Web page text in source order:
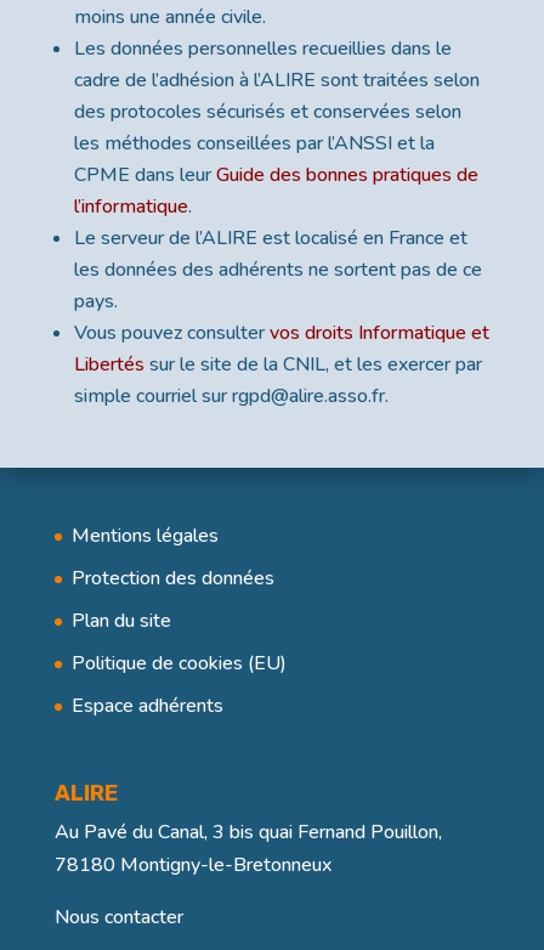
moins une année civile.
Les données personnelles recueillies dans le
cadre de l’adhésion à l’ALIRE sont traitées selon
des protocoles sécurisés et conservées selon
les méthodes conseillées par l’ANSSI et la
CPME dans leurGuide des bonnes pratiques de
l’informatique.
Le serveur de l’ALIRE est localisé en France et
les données des adhérents ne sortent pas de ce
pays.
Vous pouvez consultervos droits Informatique et
Libertés sur le site de la CNIL, et les exercer par
simple courriel sur rgpd@alire.asso.fr.
Mentions légales
Protection des données
Plan du site
Politique de cookies (EU)
Espace adhérents
ALIRE
Au Pavé du Canal, 3 bis quai Fernand Pouillon,
78180 Montigny-le-Bretonneux
Nous contacter